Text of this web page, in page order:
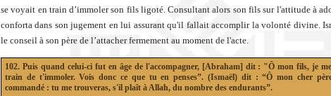
se voyait en train d’immoler son fils ligoté. Consultant alors son fils sur l'attitude à
conforta dans son jugement en lui assurant qu'il fallait accomplir la volonté divine.
le conseil à son père de l’attacher fermement au moment de l'acte.
102. Puis quand celui-ci fut en âge de l'accompagner, [Abraham] dit : "Ô mon fils, je
train de t'immoler. Vois donc ce que tu en penses”. (Ismaël) dit : “Ô mon cher
commandé : tu me trouveras, s'il plaît à Allah, du nombre des endurants”.